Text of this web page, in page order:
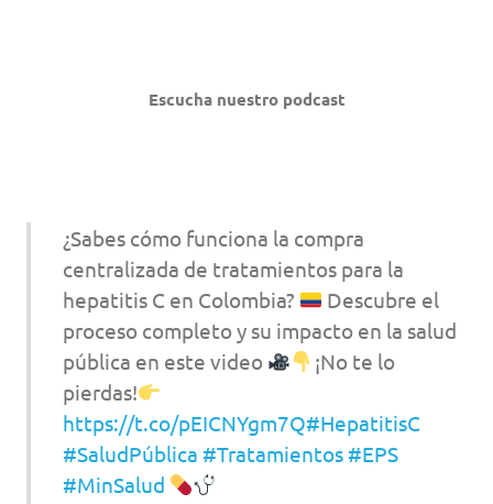
Escucha nuestro podcast
¿Sabes cómo funciona la compra
centralizada de tratamientos para la
hepatitis C en Colombia?
Descubre el
proceso completo y su impacto en la salud
pública en este video
¡No te lo
pierdas!
https://t.co/pEICNYgm7Q#HepatitisC
#SaludPública #Tratamientos #EPS
#MinSalud